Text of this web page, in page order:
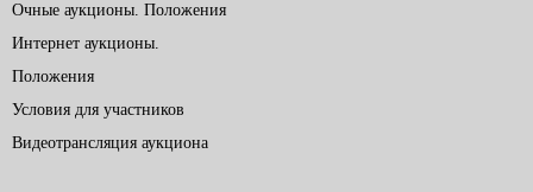
Очные аукционы. Положения
Интернет аукционы.
Положения
Условия для участников
Видеотрансляция аукциона